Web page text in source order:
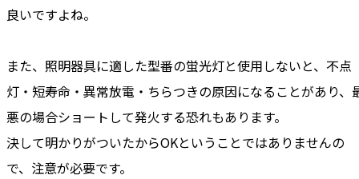
良いですよね。
また、照明器具に適した型番の蛍光灯と使用しないと、不点
灯・短寿命・異常放電・ちらつきの原因になることがあり、
悪の場合ショートして発火する恐れもあります。
決して明かりがついたからOKということではありませんの
で、注意が必要です。